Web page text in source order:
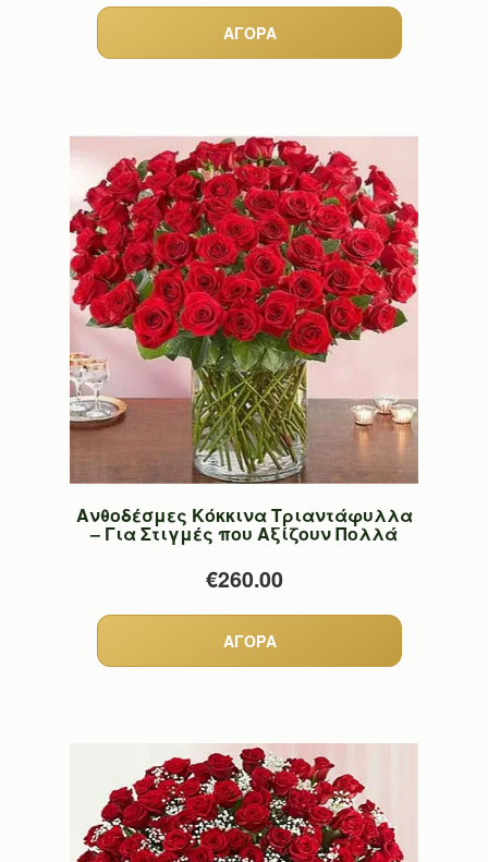
Ανθοδέσμες Κόκκινα Τριαντάφυλλα
– Για Στιγμές που Αξίζουν Πολλά
€260.00